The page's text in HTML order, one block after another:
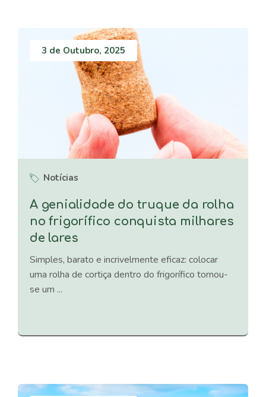
3 de Outubro, 2025
Notícias
A genialidade do truque da rolha
no frigorífico conquista milhares
de lares
Simples, barato e incrivelmente eficaz: colocar
uma rolha de cortiça dentro do frigorífico tornou-
se um ...